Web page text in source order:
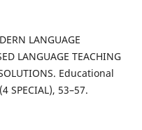
LANGUAGE
LANGUAGE TEACHING
Educational
SPECIAL), 53–57.